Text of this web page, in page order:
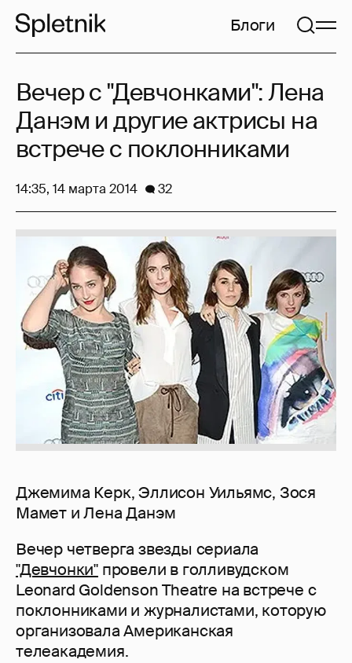
Блоги
Джемима Керк, Эллисон Уильямс, Зося
Мамет и Лена Данэм
Вечер четверга звезды сериала
"Девчонки" провели в голливудском
Leonard Goldenson Theatre на встрече с
поклонниками и журналистами, которую
организовала Американская
телеакадемия.
Вечер с "Девчонками": Лена
Данэм и другие актрисы на
встрече с поклонниками
14:35, 14 марта 2014 32